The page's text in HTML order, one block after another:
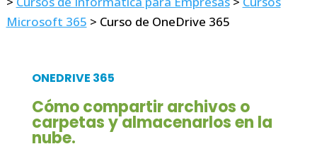
Microsoft 365 > Curso de OneDrive 365
ONEDRIVE 365
Cómo compartir archivos o
carpetas y almacenarlos en la
nube.